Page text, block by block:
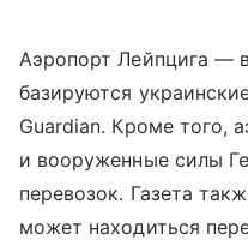
Аэропорт Лейпцига —
базируются
Guardian. Кроме того,
и вооруженные силы
перевозок. Газета
может находиться